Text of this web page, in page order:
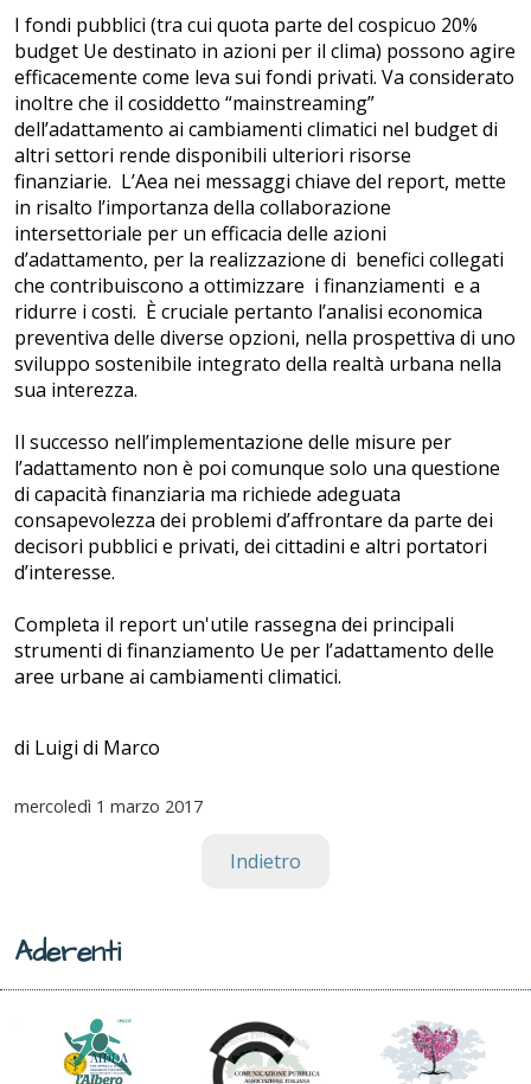
I fondi pubblici (tra cui quota parte del cospicuo 20%
budget Ue destinato in azioni per il clima) possono agire
efficacemente come leva sui fondi privati. Va considerato
inoltre che il cosiddetto “mainstreaming”
dell’adattamento ai cambiamenti climatici nel budget di
altri settori rende disponibili ulteriori risorse
finanziarie. L’Aea nei messaggi chiave del report, mette
in risalto l’importanza della collaborazione
intersettoriale per un efficacia delle azioni
d’adattamento, per la realizzazione di benefici collegati
che contribuiscono a ottimizzare i finanziamenti e a
ridurre i costi. È cruciale pertanto l’analisi economica
preventiva delle diverse opzioni, nella prospettiva di uno
sviluppo sostenibile integrato della realtà urbana nella
sua interezza.
Il successo nell’implementazione delle misure per
l’adattamento non è poi comunque solo una questione
di capacità finanziaria ma richiede adeguata
consapevolezza dei problemi d’affrontare da parte dei
decisori pubblici e privati, dei cittadini e altri portatori
d’interesse.
Completa il report un'utile rassegna dei principali
strumenti di finanziamento Ue per l’adattamento delle
aree urbane ai cambiamenti climatici.
di Luigi di Marco
mercoledì 1 marzo 2017
Indietro
Aderenti